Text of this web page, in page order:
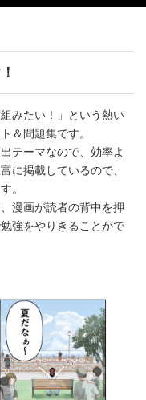
みたい！」という熱い
＆問題集です。
テーマなので、効率よ
に掲載しているので、
。
漫画が読者の背中を押
強をやりきることがで